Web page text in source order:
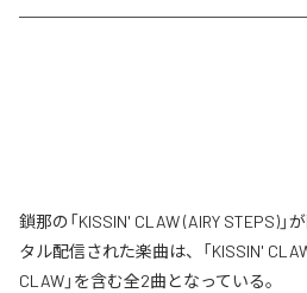
鎖那の「KISSIN' CLAW (AIRY STEPS)
タル配信された楽曲は、「KISSIN' CLAW
CLAW」を含む全2曲となっている。